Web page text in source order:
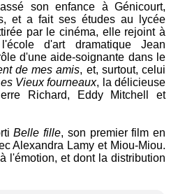
son enfance à Génicourt,
et a fait ses études au lycée
par le cinéma, elle rejoint à
d'art dramatique Jean
d'une aide-soignante dans le
de mes amis, et, surtout, celui
Vieux fourneaux, la délicieuse
Richard, Eddy Mitchell et
Belle fille, son premier film en
Alexandra Lamy et Miou-Miou.
l'émotion, et dont la distribution